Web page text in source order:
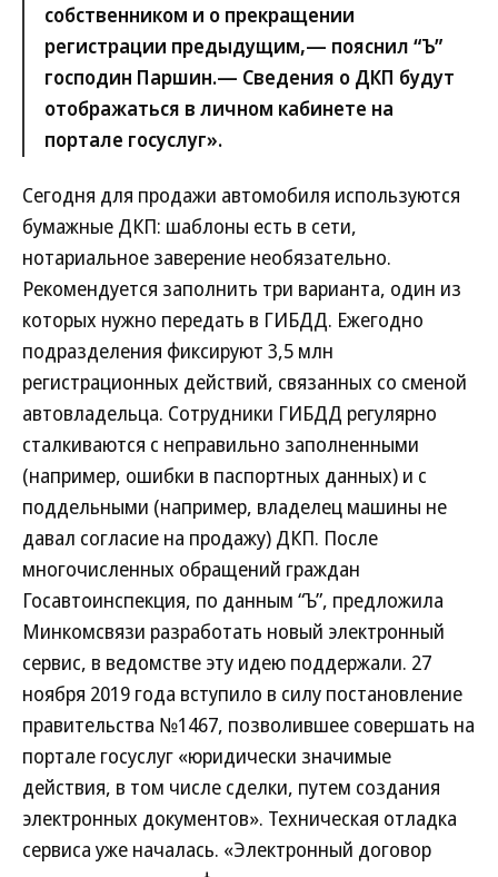
собственником и о прекращении
регистрации предыдущим,— пояснил “Ъ”
господин Паршин.— Сведения о ДКП будут
отображаться в личном кабинете на
портале госуслуг».
Сегодня для продажи автомобиля используются
бумажные ДКП: шаблоны есть в сети,
нотариальное заверение необязательно.
Рекомендуется заполнить три варианта, один из
которых нужно передать в ГИБДД. Ежегодно
подразделения фиксируют 3,5 млн
регистрационных действий, связанных со сменой
автовладельца. Сотрудники ГИБДД регулярно
сталкиваются с неправильно заполненными
(например, ошибки в паспортных данных) и с
поддельными (например, владелец машины не
давал согласие на продажу) ДКП. После
многочисленных обращений граждан
Госавтоинспекция, по данным “Ъ”, предложила
Минкомсвязи разработать новый электронный
сервис, в ведомстве эту идею поддержали. 27
ноября 2019 года вступило в силу постановление
правительства №1467, позволившее совершать на
портале госуслуг «юридически значимые
действия, в том числе сделки, путем создания
электронных документов». Техническая отладка
сервиса уже началась. «Электронный договор